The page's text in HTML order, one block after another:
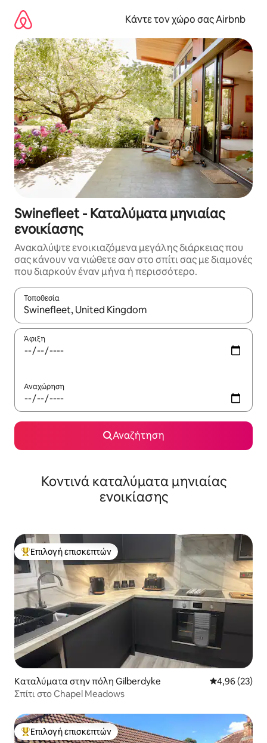
περιεχόμενο
Κάντε τον χώρο σας Airbnb
Swinefleet - Καταλύματα μηνιαίας
ενοικίασης
Ανακαλύψτε ενοικιαζόμενα μεγάλης διάρκειας που
σας κάνουν να νιώθετε σαν στο σπίτι σας με διαμονές
που διαρκούν έναν μήνα ή περισσότερο.
Τοποθεσία
Όταν τα αποτελέσματα είναι διαθέσιμα, μπορείτε να
Άφιξη
Αναχώρηση
Αναζήτηση
Κοντινά καταλύματα μηνιαίας
ενοικίασης
Κορυφαία επιλογή επισκεπτών
Επιλογή επισκεπτών
Καταλύματα στην πόλη Gilberdyke Μέση
4,96 (23)
Σπίτι στο Chapel Meadows
Κορυφαία επιλογή επισκεπτών
Επιλογή επισκεπτών